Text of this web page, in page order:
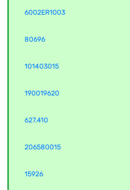
6002ER1003
80696
101403015
190019620
627.410
206580015
15926